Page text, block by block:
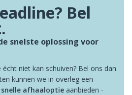
Bel
snelste oplossing voor
niet kan schuiven? Bel ons dan
kunnen we in overleg een
snelle afhaaloptie aanbieden -